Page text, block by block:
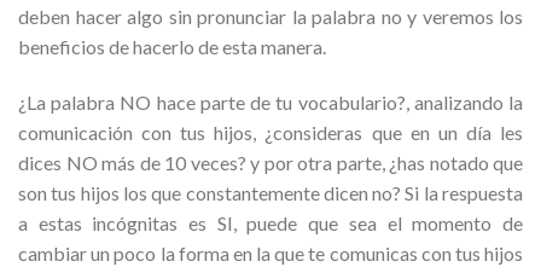
deben hacer algo sin pronunciar la palabra no y veremos los
beneficios de hacerlo de esta manera.
¿La palabra NO hace parte de tu vocabulario?, analizando la
comunicación con tus hijos, ¿consideras que en un día les
dices NO más de 10 veces? y por otra parte, ¿has notado que
son tus hijos los que constantemente dicen no? Si la respuesta
a estas incógnitas es SI, puede que sea el momento de
cambiar un poco la forma en la que te comunicas con tus hijos